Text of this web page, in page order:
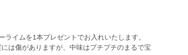
イムを1本プレゼントでお入れいたします。
は傷がありますが、中味はプチプチのまるで宝